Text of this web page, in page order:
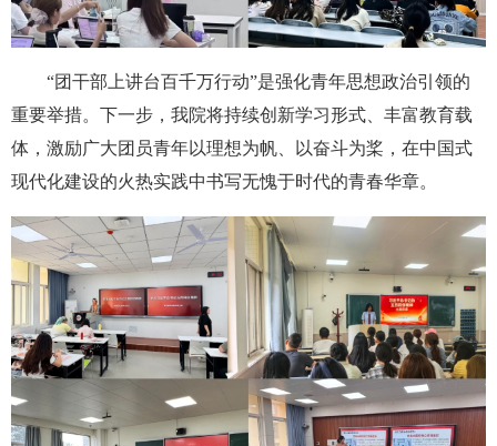
“团干部上讲台百千万行动”是强化青年思想政治引领的
重要举措。下一步，我院将持续创新学习形式、丰富教育载
体，激励广大团员青年以理想为帆、以奋斗为桨，在中国式
现代化建设的火热实践中书写无愧于时代的青春华章。